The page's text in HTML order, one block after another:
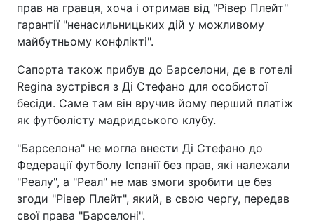
прав на гравця, хоча і отримав від "Рівер Плейт"
гарантії "ненасильницьких дій у можливому
майбутньому конфлікті".
Сапорта також прибув до Барселони, де в готелі
Regina зустрівся з Ді Стефано для особистої
бесіди. Саме там він вручив йому перший платіж
як футболісту мадридського клубу.
"Барселона" не могла внести Ді Стефано до
Федерації футболу Іспанії без прав, які належали
"Реалу", а "Реал" не мав змоги зробити це без
згоди "Рівер Плейт", який, в свою чергу, передав
свої права "Барселоні".